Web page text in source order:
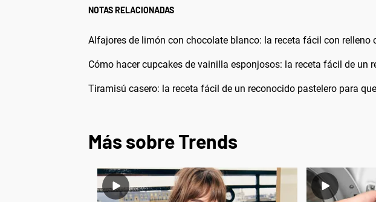
NOTAS RELACIONADAS
Alfajores de limón con chocolate blanco: la receta fácil con relleno
Cómo hacer cupcakes de vainilla esponjosos: la receta fácil de un
Tiramisú casero: la receta fácil de un reconocido pastelero para
Más sobre Trends